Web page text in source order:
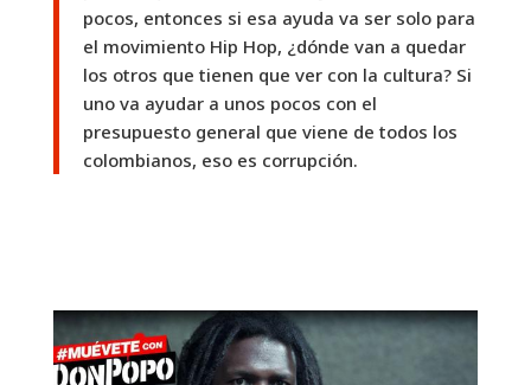
pocos, entonces si esa ayuda va ser solo para
el movimiento Hip Hop, ¿dónde van a quedar
los otros que tienen que ver con la cultura? Si
uno va ayudar a unos pocos con el
presupuesto general que viene de todos los
colombianos, eso es corrupción.